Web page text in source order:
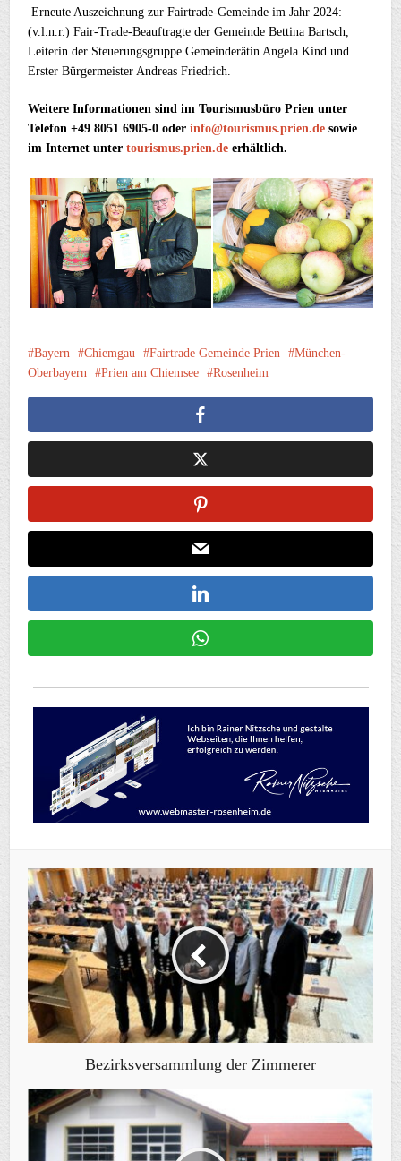
Erneute Auszeichnung zur Fairtrade-Gemeinde im Jahr 2024:
(v.l.n.r.) Fair-Trade-Beauftragte der Gemeinde Bettina Bartsch,
Leiterin der Steuerungsgruppe Gemeinderätin Angela Kind und
Erster Bürgermeister Andreas Friedrich.
Weitere Informationen sind im Tourismusbüro Prien unter
Telefon +49 8051 6905-0 oderinfo@tourismus.prien.de sowie
im Internet untertourismus.prien.de erhältlich.
Bayern Chiemgau Fairtrade Gemeinde Prien
München-
Oberbayern
Prien am Chiemsee Rosenheim
Bezirksversammlung der Zimmerer